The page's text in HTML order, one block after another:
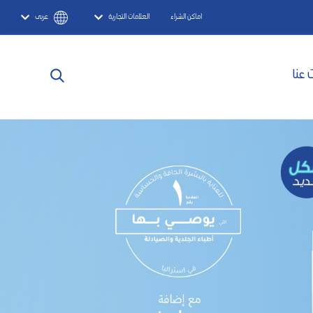
اماكن الشراء العلامات التجارية عربى
عنا